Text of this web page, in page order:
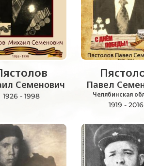
Семенович
1926 - 1998
Павел
Челябинская
1919 - 2016